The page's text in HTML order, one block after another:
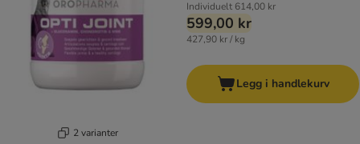
2 varianter
Individuelt 614,00 kr
599,00 kr
427,90 kr / kg
Legg i handlekurv